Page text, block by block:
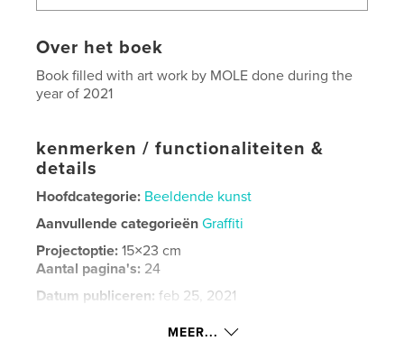
Over het boek
Book filled with art work by MOLE done during the
year of 2021
kenmerken / functionaliteiten &
details
Hoofdcategorie: Beeldende kunst
Aanvullende categorieën Graffiti
Projectoptie:15×23 cm
Aantal pagina's: 24
Datum publiceren: feb 25, 2021
MEER...